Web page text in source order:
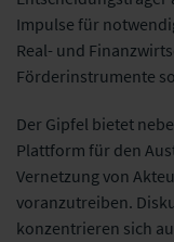
Impulse für
Real- und
Förderinstrumente
Der Gipfel bietet
Plattform für den
Vernetzung von
voranzutreiben.
konzentrieren sich